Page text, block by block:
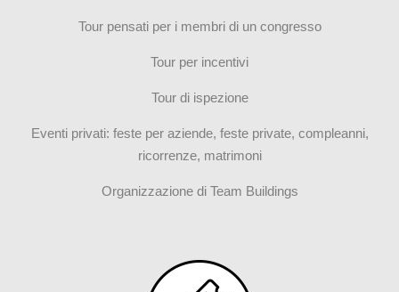
Tour pensati per i membri di un congresso
Tour per incentivi
Tour di ispezione
Eventi privati: feste per aziende, feste private, compleanni,
ricorrenze, matrimoni
Organizzazione di Team Buildings